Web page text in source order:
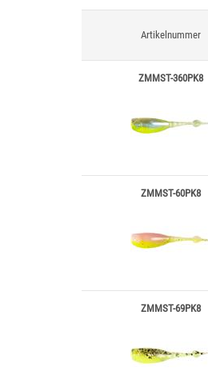
Artikelnummer
ZMMST-360PK8
ZMMST-60PK8
ZMMST-69PK8